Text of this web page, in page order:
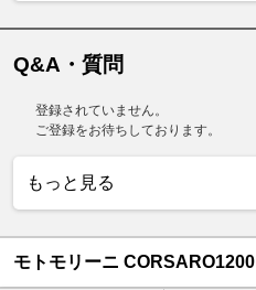
Q&A・質問
登録されていません。
ご登録をお待ちしております。
もっと見る
モトモリーニ CORSARO1200